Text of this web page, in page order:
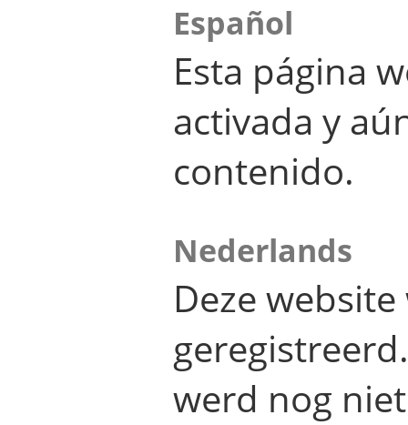
Español
Esta página
activada y
contenido.
Nederlands
Deze
werd nog